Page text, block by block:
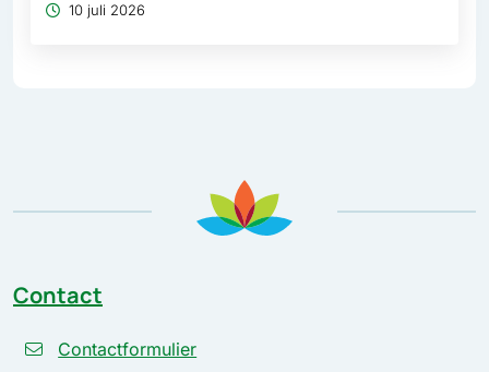
10 juli 2026
Contact
Contactformulier